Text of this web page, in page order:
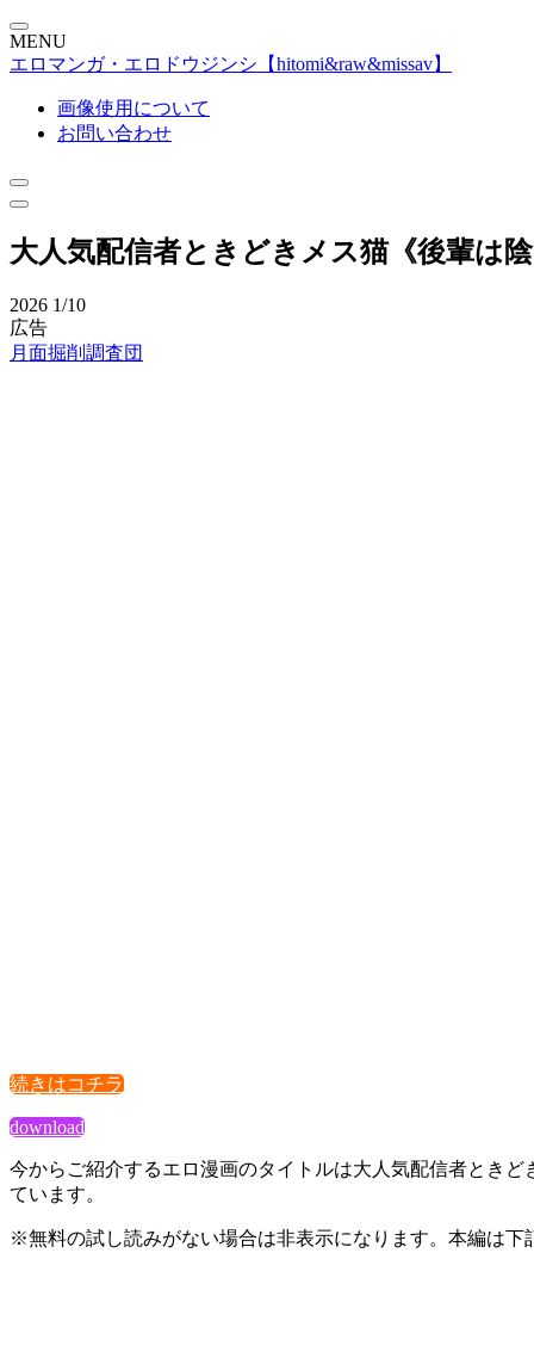
MENU
エロマンガ・エロドウジンシ【hitomi&raw&missav】
画像使用について
お問い合わせ
大人気配信者ときどきメス猫《後輩は
2026 1/10
広告
月面掘削調査団
続きはコチラ
download
今からご紹介するエロ漫画のタイトルは大人気配信者とき
ています。
※無料の試し読みがない場合は非表示になります。本編は下